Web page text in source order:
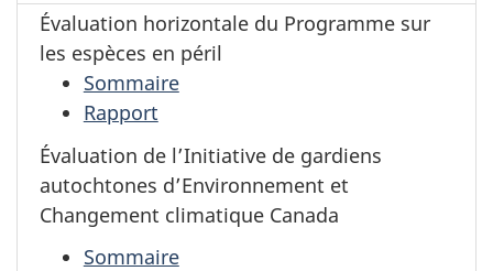
Évaluation horizontale du Programme sur
les espèces en péril
Sommaire
Rapport
Évaluation de l’Initiative de gardiens
autochtones d’Environnement et
Changement climatique Canada
Sommaire